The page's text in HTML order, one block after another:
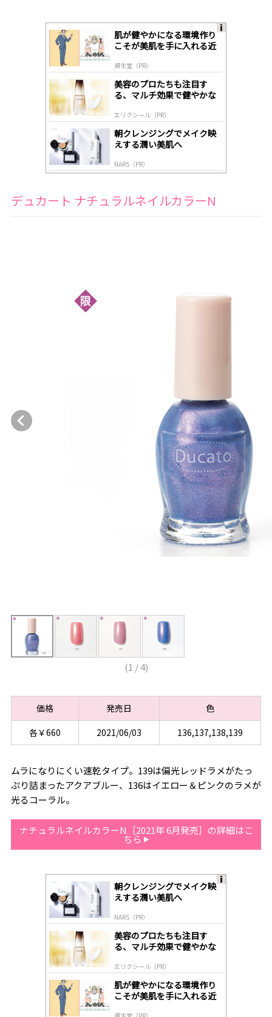
肌が健やかになる環境作り
こそが美肌を手に入れる近
資生堂（PR）
美容のプロたちも注目す
る、マルチ効果で健やかな
エリクシール（PR）
朝クレンジングでメイク映
えする潤い美肌へ
NARS（PR）
デュカート ナチュラルネイルカラーN
(1 /4)
価格 発売日
色
各￥660
2021/06/03 136,137,138,139
ムラになりにくい速乾タイプ。139は偏光レッドラメがたっ
ぷり詰まったアクアブルー、136はイエロー＆ピンクのラメが
光るコーラル。
ナチュラルネイルカラーN［2021年 6月発売］の詳細はこ
ちら
朝クレンジングでメイク映
えする潤い美肌へ
NARS（PR）
美容のプロたちも注目す
る、マルチ効果で健やかな
エリクシール（PR）
肌が健やかになる環境作り
こそが美肌を手に入れる近